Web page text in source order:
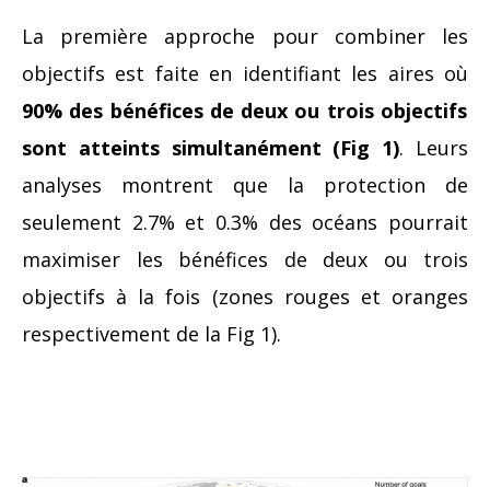
La première approche pour combiner les
objectifs est faite en identifiant les aires où
90% des bénéfices de deux ou trois objectifs
sont atteints simultanément (Fig 1). Leurs
analyses montrent que la protection de
seulement 2.7% et 0.3% des océans pourrait
maximiser les bénéfices de deux ou trois
objectifs à la fois (zones rouges et oranges
respectivement de la Fig 1).